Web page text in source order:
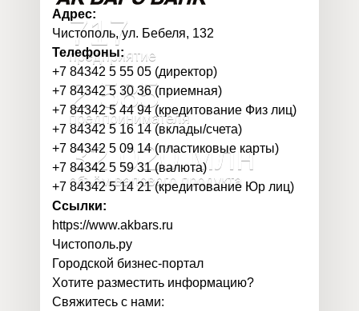
717
предприятие
2 585
предпринимателя
32 020млн
объём валового продукта
Адрес:
Чистополь, ул. Бебеля, 132
Телефоны:
+7 84342 5 55 05 (директор)
+7 84342 5 30 36 (приемная)
+7 84342 5 44 94 (кредитование Физ лиц)
+7 84342 5 16 14 (вклады/счета)
+7 84342 5 09 14 (пластиковые карты)
+7 84342 5 59 31 (валюта)
+7 84342 5 14 21 (кредитование Юр лиц)
Ссылки:
https://www.akbars.ru
Чистополь.ру
Городской бизнес-портал
Хотите разместить информацию?
Свяжитесь с нами: